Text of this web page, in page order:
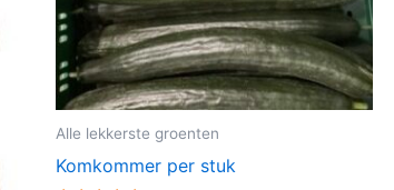
Alle lekkerste groenten
Komkommer per stuk